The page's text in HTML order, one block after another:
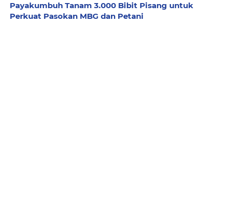
Payakumbuh Tanam 3.000 Bibit Pisang untuk
Perkuat Pasokan MBG dan Petani